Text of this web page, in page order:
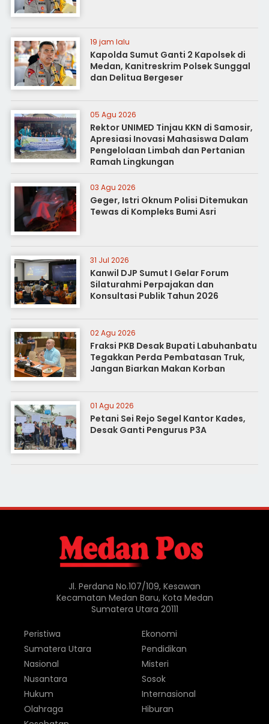
19 jam lalu
Kapolda Sumut Ganti 2 Kapolsek di
Medan, Kanitreskrim Polsek Sunggal
dan Delitua Bergeser
05 Agu 2026
Rektor UNIMED Tinjau KKN di Samosir,
Apresiasi Inovasi Mahasiswa Dalam
Pengelolaan Limbah dan Pertanian
Ramah Lingkungan
03 Agu 2026
Geger, Istri Oknum Polisi Ditemukan
Tewas di Kompleks Bumi Asri
31 Jul 2026
Kanwil DJP Sumut I Gelar Forum
Silaturahmi Perpajakan dan
Konsultasi Publik Tahun 2026
02 Agu 2026
Fraksi PKB Desak Bupati Labuhanbatu
Tegakkan Perda Pembatasan Truk,
Jangan Biarkan Makan Korban
01 Agu 2026
Petani Sei Rejo Segel Kantor Kades,
Desak Ganti Pengurus P3A
Jl. Perdana No.107/109, Kesawan
Kecamatan Medan Baru, Kota Medan
Sumatera Utara 20111
Peristiwa
Sumatera Utara
Nasional
Nusantara
Hukum
Olahraga
Ekonomi
Pendidikan
Misteri
Sosok
Internasional
Hiburan